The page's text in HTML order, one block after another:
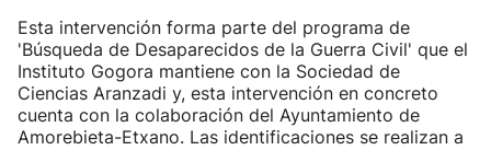
Esta intervención forma parte del programa de
'Búsqueda de Desaparecidos de la Guerra Civil' que el
Instituto Gogora mantiene con la Sociedad de
Ciencias Aranzadi y, esta intervención en concreto
cuenta con la colaboración del Ayuntamiento de
Amorebieta-Etxano. Las identificaciones se realizan a